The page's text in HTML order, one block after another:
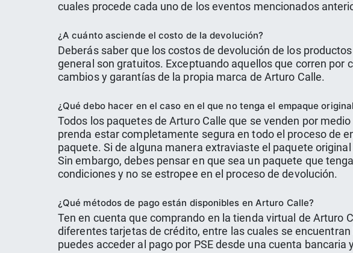
cuales procede cada uno de los eventos mencionados
¿A cuánto asciende el costo de la devolución?
Deberás saber que los costos de devolución de los
general son gratuitos. Exceptuando aquellos que corren por
cambios y garantías de la propia marca de Arturo Calle.
¿Qué debo hacer en el caso en el que no tenga el empaque
Todos los paquetes de Arturo Calle que se venden por
prenda estar completamente segura en todo el proceso de
paquete. Si de alguna manera extraviaste el paquete
Sin embargo, debes pensar en que sea un paquete que
condiciones y no se estropee en el proceso de devolución.
¿Qué métodos de pago están disponibles en Arturo Calle?
Ten en cuenta que comprando en la tienda virtual de Arturo
diferentes tarjetas de crédito, entre las cuales se
puedes acceder al pago por PSE desde una cuenta